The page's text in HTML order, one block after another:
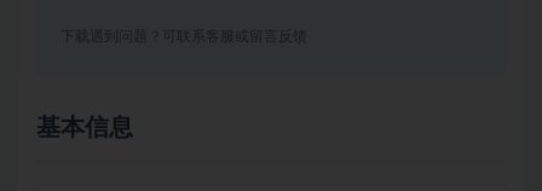
下载遇到问题？可联系客服或留言反馈
基本信息